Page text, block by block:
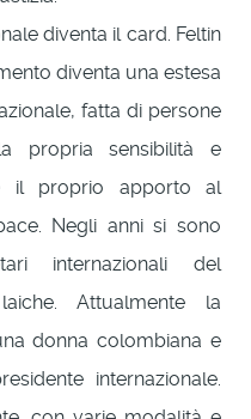
diventa il card. Feltin
diventa una estesa
fatta di persone
propria sensibilità e
il proprio apporto al
Negli anni si sono
internazionali del
Attualmente la
donna colombiana e
internazionale.